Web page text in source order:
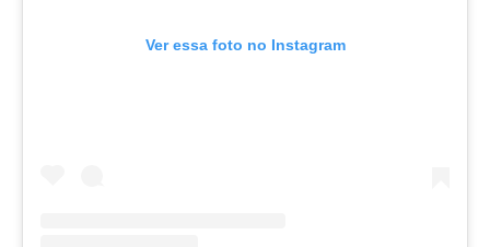
Ver essa foto no Instagram